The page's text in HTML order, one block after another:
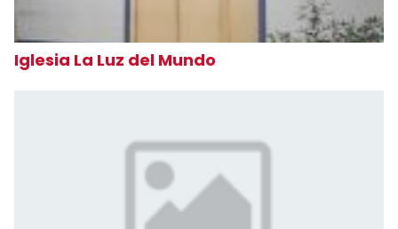
Iglesia La Luz del Mundo